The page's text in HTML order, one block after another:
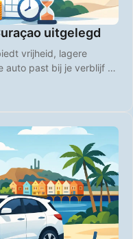
uitgelegd
vrijheid, lagere
past bij je verblijf en